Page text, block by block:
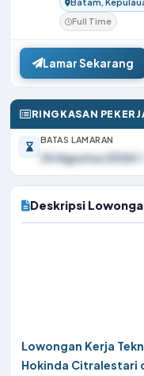
Full Time
Lamar Sekarang
RINGKASAN
BATAS LAMARAN
24 Agustus 2026
Deskripsi
Lowongan Kerja
Hokinda Citralestari